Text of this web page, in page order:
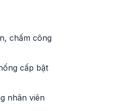
chấm công
cấp bật
nhân viên